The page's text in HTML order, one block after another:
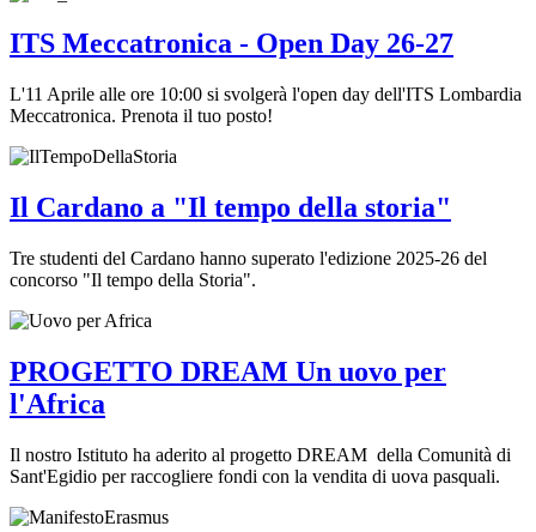
ITS Meccatronica - Open Day 26-27
L'11 Aprile alle ore 10:00 si svolgerà l'open day dell'ITS Lombardia
Meccatronica. Prenota il tuo posto!
Il Cardano a "Il tempo della storia"
Tre studenti del Cardano hanno superato l'edizione 2025-26 del
concorso "Il tempo della Storia".
PROGETTO DREAM Un uovo per
l'Africa
Il nostro Istituto ha aderito al progetto DREAM della Comunità di
Sant'Egidio per raccogliere fondi con la vendita di uova pasquali.